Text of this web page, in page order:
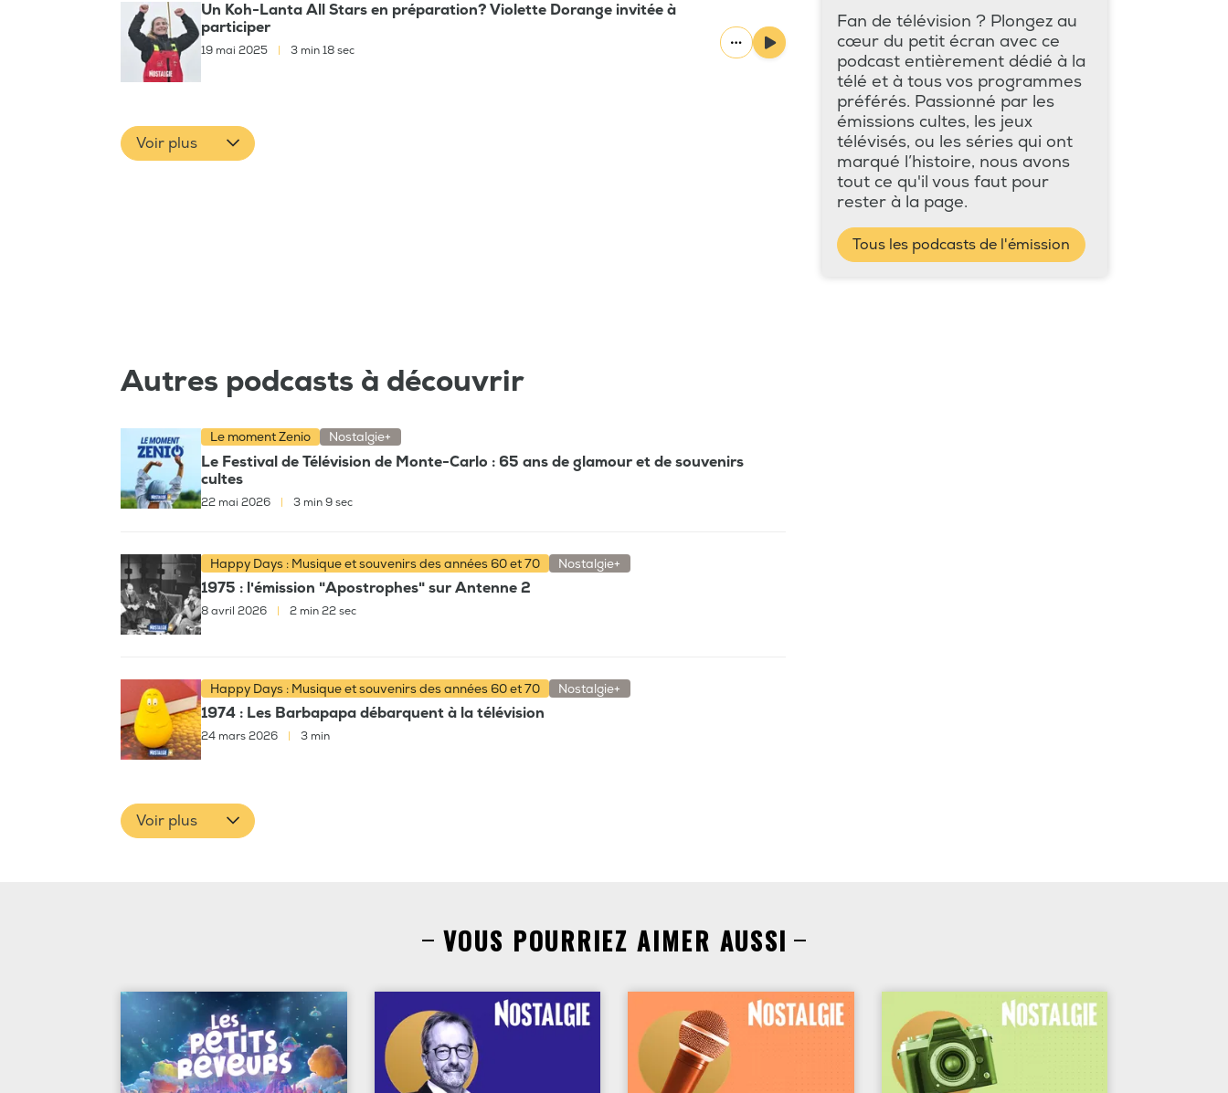
Un Koh-Lanta All Stars en préparation? Violette Dorange invitée à
participer
19 mai 2025 3 min 18 sec
Voir plus
Fan de télévision ? Plongez au
cœur du petit écran avec ce
podcast entièrement dédié à la
télé et à tous vos programmes
préférés. Passionné par les
émissions cultes, les jeux
télévisés, ou les séries qui ont
marqué l’histoire, nous avons
tout ce qu'il vous faut pour
rester à la page.
Tous les podcasts de l'émission
Autres podcasts à découvrir
Le moment Zenio Nostalgie+
Le Festival de Télévision de Monte-Carlo : 65 ans de glamour et de souvenirs
cultes
22 mai 2026 3 min 9 sec
Happy Days : Musique et souvenirs des années 60 et 70 Nostalgie+
1975 : l'émission "Apostrophes" sur Antenne 2
8 avril 2026 | 2 min 22 sec
Happy Days : Musique et souvenirs des années 60 et 70 Nostalgie+
1974 : Les Barbapapa débarquent à la télévision
24 mars 2026 | 3 min
Voir plus
VOUS POURRIEZ AIMER AUSSI